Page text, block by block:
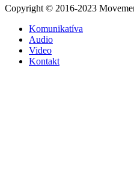
Copyright © 2016-2023
Komunikatíva
Audio
Video
Kontakt